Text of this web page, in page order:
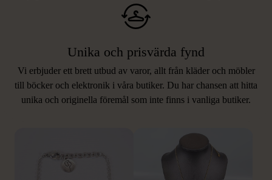
Unika och prisvärda fynd
Vi erbjuder ett brett utbud av varor, allt från kläder och möbler
till böcker och elektronik i våra butiker. Du har chansen att hitta
unika och originella föremål som inte finns i vanliga butiker.
LIKNANDE PRODUKTER
Hitta produkter som påminner om denna